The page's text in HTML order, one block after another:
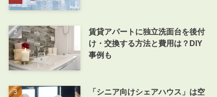
賃貸アパートに独立洗面台を後付
け・交換する方法と費用は？DIY
事例も
「シニア向けシェアハウス」は空